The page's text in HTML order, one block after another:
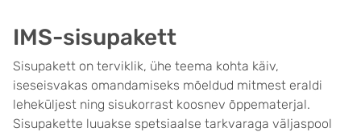
IMS-sisupakett
Sisupakett on terviklik, ühe teema kohta käiv,
iseseisvakas omandamiseks mõeldud mitmest eraldi
leheküljest ning sisukorrast koosnev õppematerjal.
Sisupakette luuakse spetsiaalse tarkvaraga väljaspool